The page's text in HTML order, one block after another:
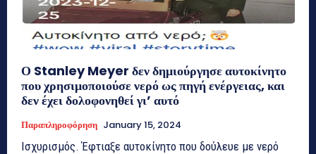
Ο Stanley Meyer δεν δημιούργησε αυτοκίνητο
που χρησιμοποιούσε νερό ως πηγή ενέργειας, και
δεν έχει δολοφονηθεί γι’ αυτό
Παραπληροφόρηση January 15, 2024
Ισχυρισμός. Έφτιαξε αυτοκίνητο που δούλευε με νερό